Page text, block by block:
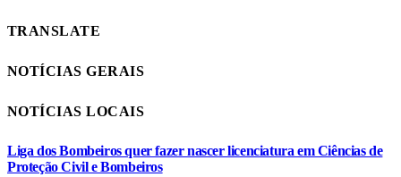
TRANSLATE
NOTÍCIAS GERAIS
NOTÍCIAS LOCAIS
Liga dos Bombeiros quer fazer nascer licenciatura em Ciências de
Proteção Civil e Bombeiros